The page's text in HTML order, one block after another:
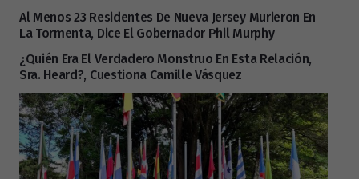
Al Menos 23 Residentes De Nueva Jersey Murieron En
La Tormenta, Dice El Gobernador Phil Murphy
¿Quién Era El Verdadero Monstruo En Esta Relación,
Sra. Heard?, Cuestiona Camille Vásquez